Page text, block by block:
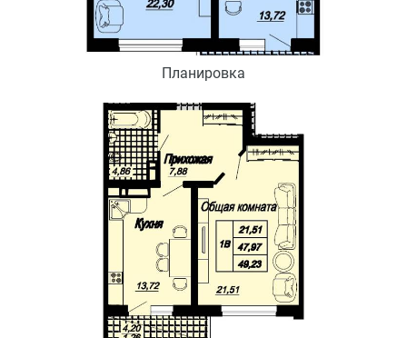
Планировка